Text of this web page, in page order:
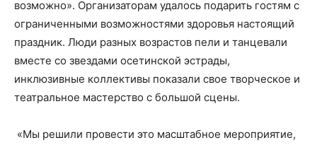
возможно». Организаторам удалось подарить гостям с
ограниченными возможностями здоровья настоящий
праздник. Люди разных возрастов пели и танцевали
вместе со звездами осетинской эстрады,
инклюзивные коллективы показали свое творческое и
театральное мастерство с большой сцены.
«Мы решили провести это масштабное мероприятие,